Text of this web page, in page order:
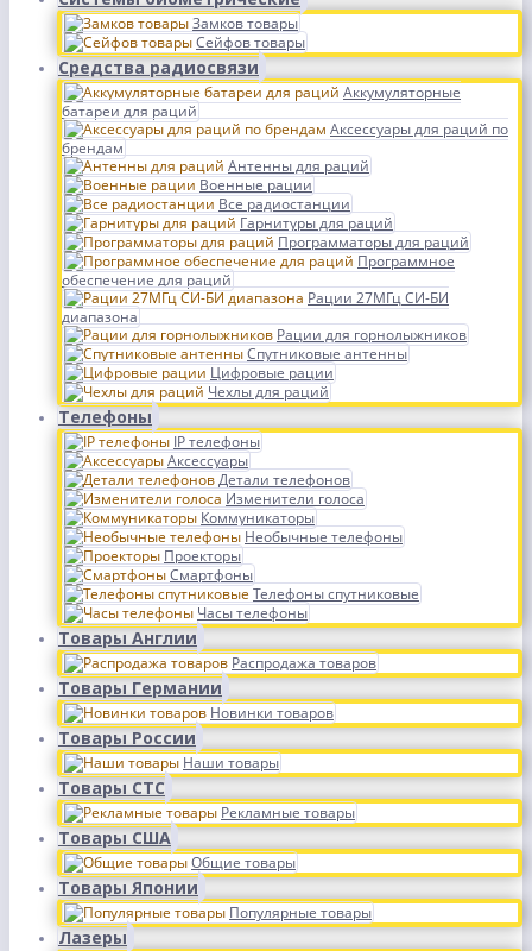
Замков товары
Сейфов товары
Средства радиосвязи
Аккумуляторные
батареи для раций
Аксессуары для раций по
брендам
Антенны для раций
Военные рации
Все радиостанции
Гарнитуры для раций
Программаторы для раций
Программное
обеспечение для раций
Рации 27МГц СИ-БИ
диапазона
Рации для горнолыжников
Спутниковые антенны
Цифровые рации
Чехлы для раций
Телефоны
IP телефоны
Аксессуары
Детали телефонов
Изменители голоса
Коммуникаторы
Необычные телефоны
Проекторы
Смартфоны
Телефоны спутниковые
Часы телефоны
Товары Англии
Распродажа товаров
Товары Германии
Новинки товаров
Товары России
Наши товары
Товары СТС
Рекламные товары
Товары США
Общие товары
Товары Японии
Популярные товары
Лазеры